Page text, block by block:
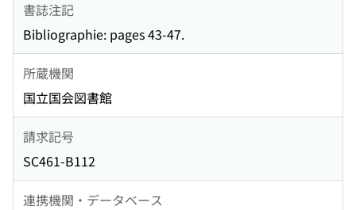
書誌注記
Bibliographie: pages 43-47.
所蔵機関
国立国会図書館
請求記号
SC461-B112
連携機関・データベース